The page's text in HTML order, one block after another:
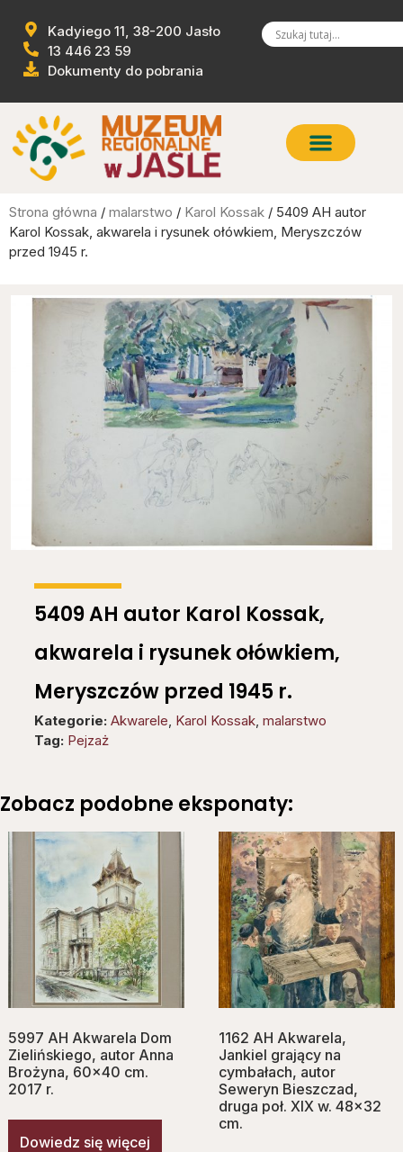
Kadyiego 11, 38-200 Jasło
13 446 23 59
Dokumenty do pobrania
Strona główna / malarstwo / Karol Kossak / 5409 AH autor
Karol Kossak, akwarela i rysunek ołówkiem, Meryszczów
przed 1945 r.
5409 AH autor Karol Kossak,
akwarela i rysunek ołówkiem,
Meryszczów przed 1945 r.
Kategorie: Akwarele Karol Kossak malarstwo
Tag: Pejzaż
Zobacz podobne eksponaty:
5997 AH Akwarela Dom
Zielińskiego, autor Anna
Brożyna, 60×40 cm.
2017 r.
Dowiedz się więcej
1162 AH Akwarela,
Jankiel grający na
cymbałach, autor
Seweryn Bieszczad,
druga poł. XIX w. 48×32
cm.